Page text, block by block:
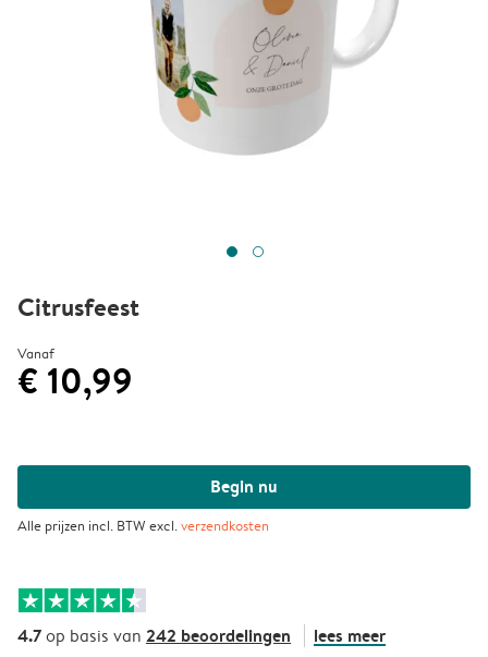
Citrusfeest
Vanaf
€ 10,99
Begin nu
Alle prijzen incl. BTW excl.verzendkosten
4.7op basis van 242 beoordelingen lees meer